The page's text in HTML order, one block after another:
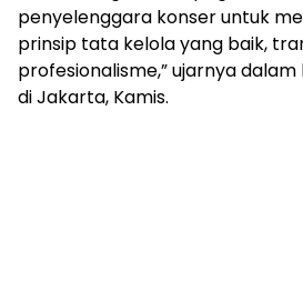
penyelenggara konser untuk
prinsip tata kelola yang baik,
profesionalisme,” ujarnya
di Jakarta, Kamis.